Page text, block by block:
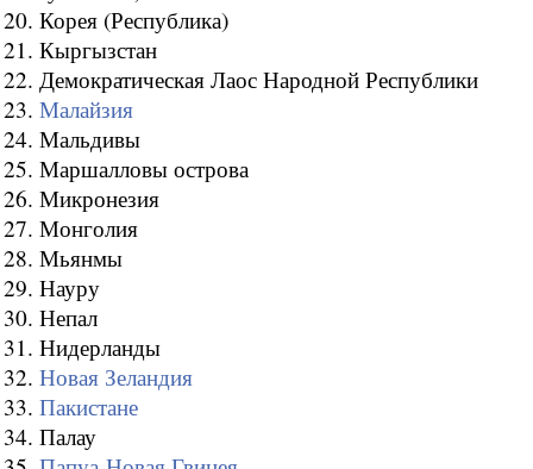
20. Корея (Республика)
21. Кыргызстан
22. Демократическая Лаос Народной Республики
23. Малайзия
24. Мальдивы
25. Маршалловы острова
26. Микронезия
27. Монголия
28. Мьянмы
29. Науру
30. Непал
31. Нидерланды
32. Новая Зеландия
33. Пакистане
34. Палау